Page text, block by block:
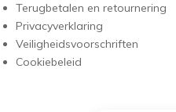
Terugbetalen en retournering
Privacyverklaring
Veiligheidsvoorschriften
Cookiebeleid